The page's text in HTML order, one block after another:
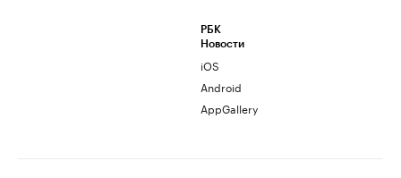
РБК
Новости
iOS
Android
AppGallery